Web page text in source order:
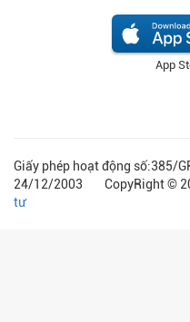
App
Giấy phép hoạt động số:385/
24/12/2003 CopyRight ©
tư